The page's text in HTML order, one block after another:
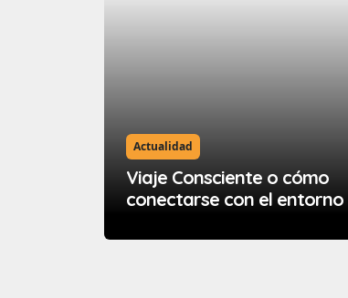
Actualidad
Viaje Consciente o cómo
conectarse con el entorno